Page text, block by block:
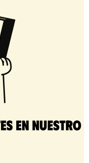
en nuestro